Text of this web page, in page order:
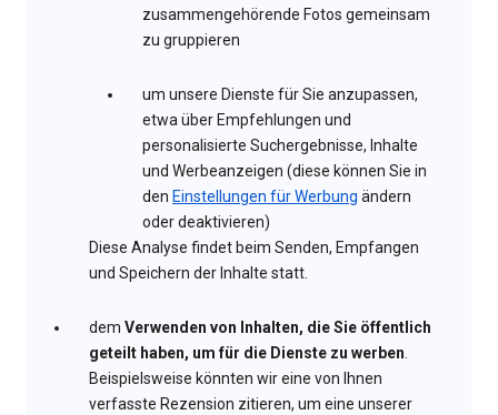
zusammengehörende Fotos gemeinsam
zu gruppieren
um unsere Dienste für Sie anzupassen,
etwa über Empfehlungen und
personalisierte Suchergebnisse, Inhalte
und Werbeanzeigen (diese können Sie in
den Einstellungen für Werbung ändern
oder deaktivieren)
Diese Analyse findet beim Senden, Empfangen
und Speichern der Inhalte statt.
dem Verwenden von Inhalten, die Sie öffentlich
geteilt haben, um für die Dienste zu werben.
Beispielsweise könnten wir eine von Ihnen
verfasste Rezension zitieren, um eine unserer